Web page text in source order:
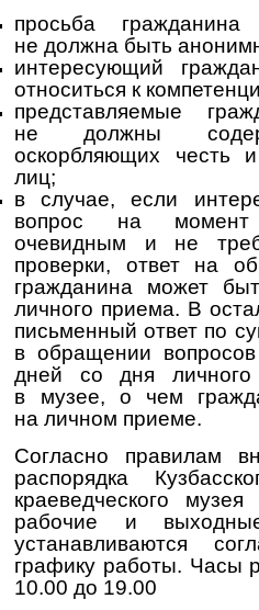
просьба
не должна быть
интересующий
относиться к
представляемые
не должны
оскорбляющих честь
лиц;
в случае, если
вопрос на момент
очевидным и не
проверки, ответ на
гражданина может
личного приема. В
письменный ответ по
в обращении
дней со дня личного
в музее, о чем
на личном приеме.
Согласно правилам
распорядка
краеведческого
рабочие и
устанавливаются
графику работы. Часы
10.00 до 19.00